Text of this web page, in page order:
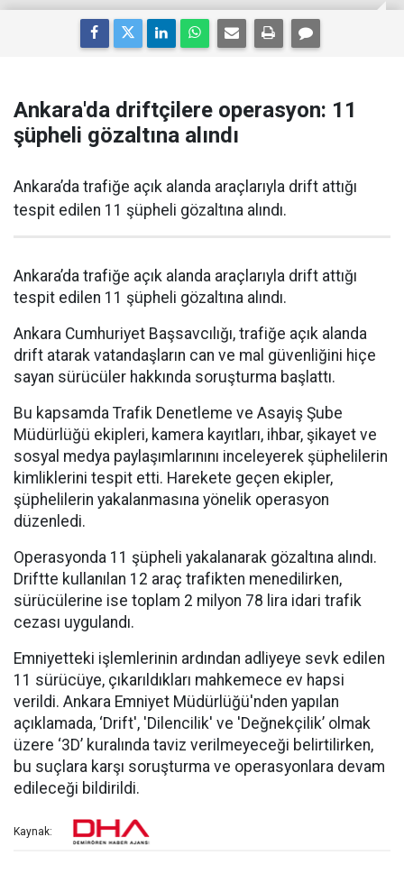
Ankara'da driftçilere operasyon: 11
şüpheli gözaltına alındı
Ankara’da trafiğe açık alanda araçlarıyla drift attığı
tespit edilen 11 şüpheli gözaltına alındı.
Ankara’da trafiğe açık alanda araçlarıyla drift attığı
tespit edilen 11 şüpheli gözaltına alındı.
Ankara Cumhuriyet Başsavcılığı, trafiğe açık alanda
drift atarak vatandaşların can ve mal güvenliğini hiçe
sayan sürücüler hakkında soruşturma başlattı.
Bu kapsamda Trafik Denetleme ve Asayiş Şube
Müdürlüğü ekipleri, kamera kayıtları, ihbar, şikayet ve
sosyal medya paylaşımlarınını inceleyerek şüphelilerin
kimliklerini tespit etti. Harekete geçen ekipler,
şüphelilerin yakalanmasına yönelik operasyon
düzenledi.
Operasyonda 11 şüpheli yakalanarak gözaltına alındı.
Driftte kullanılan 12 araç trafikten menedilirken,
sürücülerine ise toplam 2 milyon 78 lira idari trafik
cezası uygulandı.
Emniyetteki işlemlerinin ardından adliyeye sevk edilen
11 sürücüye, çıkarıldıkları mahkemece ev hapsi
verildi. Ankara Emniyet Müdürlüğü'nden yapılan
açıklamada, ‘Drift', 'Dilencilik' ve 'Değnekçilik’ olmak
üzere ‘3D’ kuralında taviz verilmeyeceği belirtilirken,
bu suçlara karşı soruşturma ve operasyonlara devam
edileceği bildirildi.
Kaynak: